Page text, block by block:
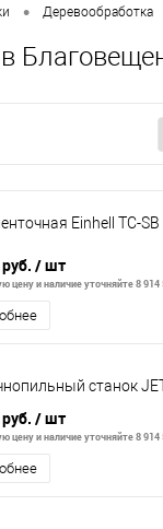
• Деревообработка
Einhell TC-
/ шт
цену и наличие уточняйте 8 914
станок
/ шт
цену и наличие уточняйте 8 914